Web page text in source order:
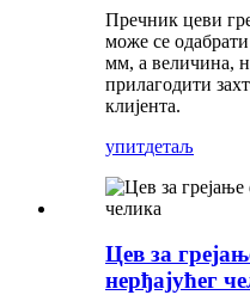
Пречник цеви
може се
мм, а величина,
прилагодити
клијента.
упитдетаљ
Цев за
нерђајућег